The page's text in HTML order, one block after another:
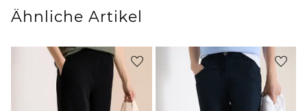
Ähnliche Artikel